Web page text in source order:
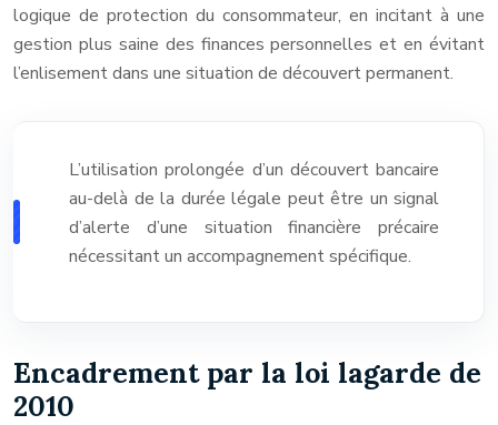
logique de protection du consommateur, en incitant à une
gestion plus saine des finances personnelles et en évitant
l’enlisement dans une situation de découvert permanent.
L’utilisation prolongée d’un découvert bancaire
au-delà de la durée légale peut être un signal
d’alerte d’une situation financière précaire
nécessitant un accompagnement spécifique.
Encadrement par la loi lagarde de
2010